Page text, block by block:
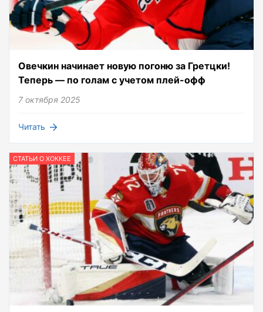
Овечкин начинает новую погоню за Гретцки!
Теперь — по голам с учетом плей-офф
7 октября 2025
Читать
СТАТЬИ О ХОККЕЕ